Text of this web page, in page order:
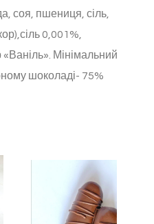
соя, пшениця, сіль,
0,001%,
Мінімальний
шоколаді- 75%